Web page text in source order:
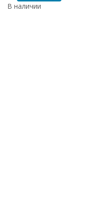
В наличии